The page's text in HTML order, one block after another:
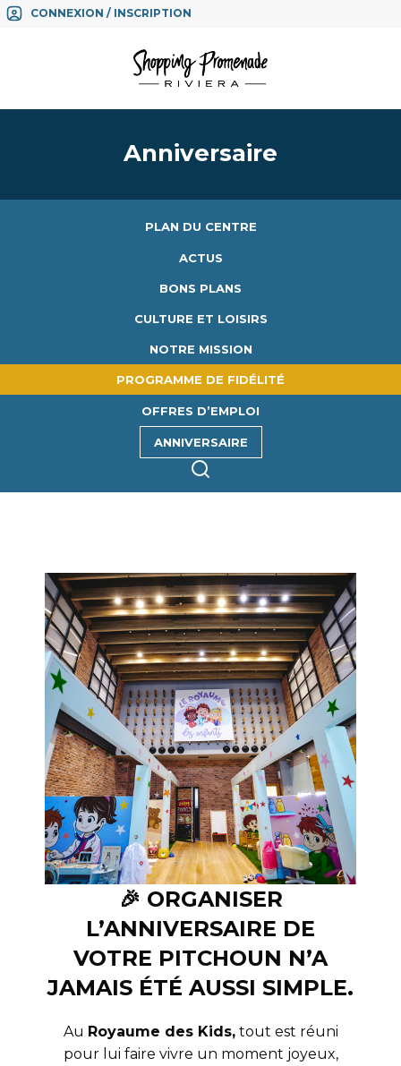
CONNEXION / INSCRIPTION
Anniversaire
PLAN DU CENTRE
ACTUS
BONS PLANS
CULTURE ET LOISIRS
NOTRE MISSION
PROGRAMME DE FIDÉLITÉ
OFFRES D’EMPLOI
ANNIVERSAIRE
🎉 ORGANISER
L’ANNIVERSAIRE DE
VOTRE PITCHOUN N’A
JAMAIS ÉTÉ AUSSI SIMPLE.
Au Royaume des Kids,tout est réuni
pour lui faire vivre un moment joyeux,